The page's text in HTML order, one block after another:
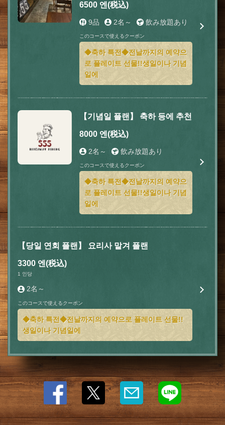
6500 엔(税込)
9品 2名～ 飲み放題あり
このコースで使えるクーポン
◆축하 특전◆전날까지의 예약으
로 플레이트 선물!!생일이나 기념
일에
【기념일 플랜】 축하 등에 추천
8000 엔(税込)
2名～ 飲み放題あり
このコースで使えるクーポン
◆축하 특전◆전날까지의 예약으
로 플레이트 선물!!생일이나 기념
일에
【당일 연회 플랜】 요리사 맡겨 플랜
3300 엔(税込)
1 인당
2名～
このコースで使えるクーポン
◆축하 특전◆전날까지의 예약으로 플레이트 선물!!
생일이나 기념일에
この店舗情報をシェアする
코스 | 肉とチーズ 隠れ家イタリアン ハイドウェイダイニン
グ555（ファイブ）川越
お店情報をコピー